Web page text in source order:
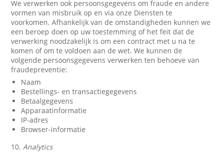
We verwerken ook persoonsgegevens om fraude en andere
vormen van misbruik op en via onze Diensten te
voorkomen. Afhankelijk van de omstandigheden kunnen we
een beroep doen op uw toestemming of het feit dat de
verwerking noodzakelijk is om een contract met u na te
komen of om te voldoen aan de wet. We kunnen de
volgende persoonsgegevens verwerken ten behoeve van
fraudepreventie:
Naam
Bestellings- en transactiegegevens
Betaalgegevens
Apparaatinformatie
IP-adres
Browser-informatie
10.Analytics